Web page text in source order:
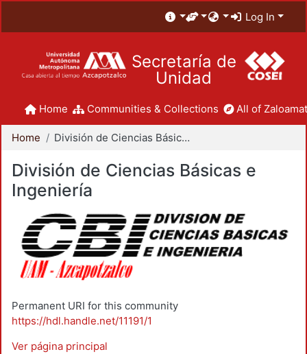
Log In
Secretaría de
Unidad
Home Communities & Collections All of
Home División de Ciencias Básicas e Ingeniería
División de Ciencias Básicas e
Ingeniería
Permanent URI for this community
https://hdl.handle.net/11191/1
Ver página principal